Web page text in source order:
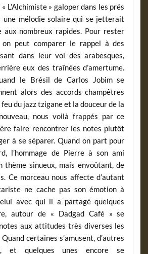
L’Alchimiste » galoper dans les prés
une mélodie solaire qui se jetterait
aux nombreux rapides. Pour rester
peut comparer le rappel à des
dans leur vol des arabesques,
eux des traînées d’amertume.
le Brésil de Carlos Jobim se
alors des accords champêtres
du jazz tzigane et la douceur de la
nous voilà frappés par ce
faire rencontrer les notes plutôt
à se séparer. Quand on part pour
l’hommage de Pierre à son ami
thème sinueux, mais envoûtant, de
Ce morceau nous affecte d’autant
ne cache pas son émotion à
avec qui il a partagé quelques
autour de « Dadgad Café » se
aux attitudes très diverses les
certaines s’amusent, d’autres
et quelques unes encore se